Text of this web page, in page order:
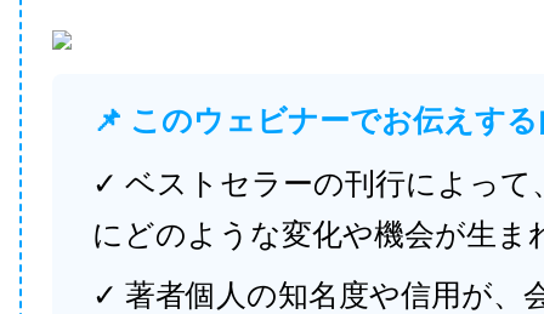
📌 このウェビナーでお伝えす
✓ ベストセラーの刊行によって
にどのような変化や機会が生ま
✓ 著者個人の知名度や信用が、